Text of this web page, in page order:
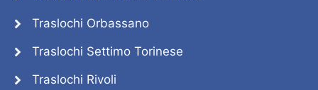
Traslochi Orbassano
Traslochi Settimo Torinese
Traslochi Rivoli